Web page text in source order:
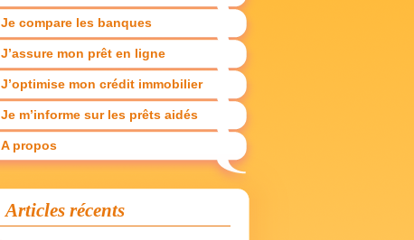
Je compare les banques
J’assure mon prêt en ligne
J’optimise mon crédit immobilier
Je m’informe sur les prêts aidés
A propos
Articles récents